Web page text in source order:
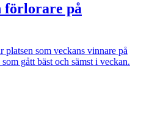
förlorare på
som veckans vinnare på
gått bäst och sämst i veckan.